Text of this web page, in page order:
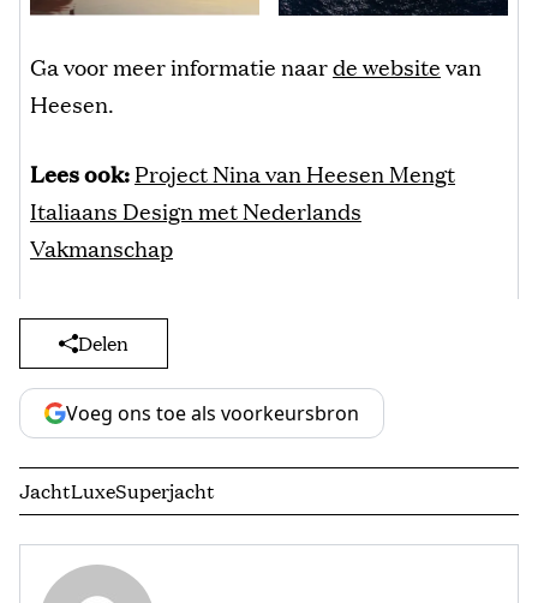
Ga voor meer informatie naarde websitevan
Heesen.
Lees ook:Project Nina van Heesen Mengt
Italiaans Design met Nederlands
Vakmanschap
Delen
Voeg ons toe als voorkeursbron
JachtLuxeSuperjacht